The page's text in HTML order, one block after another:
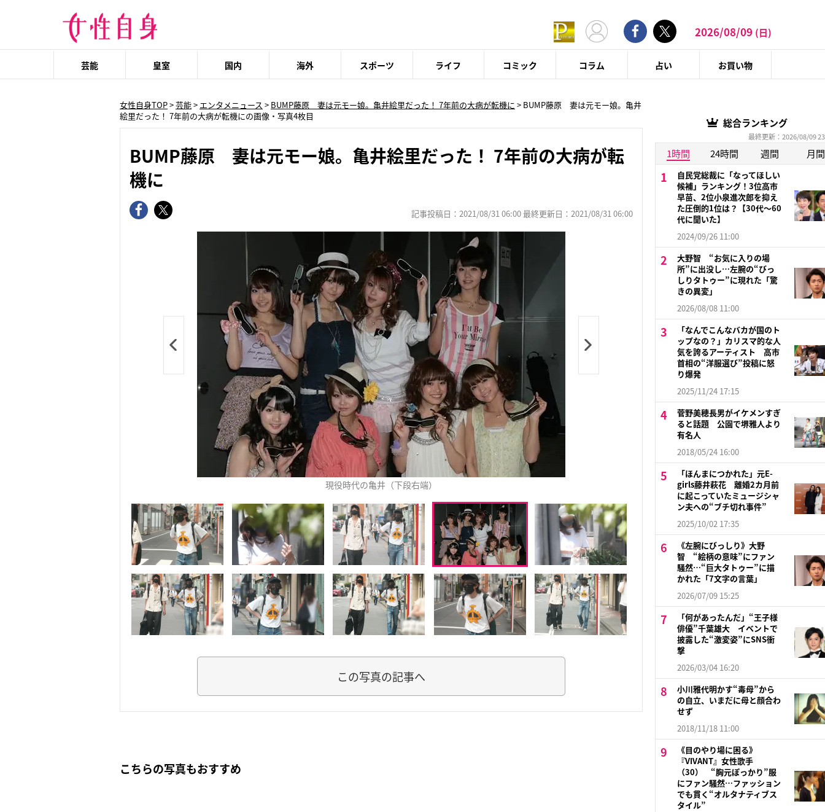
2026/08/09 (日)
芸能 皇室 国内 海外 スポーツ ライフ コミック コラム 占い お買い物
女性自身TOP>芸能> エンタメニュース > BUMP藤原 妻は元モー娘。亀井絵里だった！ 7年前の大病が転機に > BUMP藤原 妻は元モー娘。亀井
絵里だった！ 7年前の大病が転機にの画像・写真4枚目
BUMP藤原 妻は元モー娘。亀井絵里だった！ 7年前の大病が転
機に
記事投稿日：2021/08/31 06:00 最終更新日：2021/08/31 06:00
現役時代の亀井（下段右端）
この写真の記事へ
こちらの写真もおすすめ
総合ランキング
最終更新：2026/08/09
1時間 24時間 週間 月間
自民党総裁に「なってほしい
候補」ランキング！3位高市
早苗、2位小泉進次郎を抑え
た圧倒的1位は？【30代〜60
代に聞いた】
2024/09/26 11:00
大野智 “お気に入りの場
所”に出没し…左腕の“びっ
しりタトゥー”に現れた「驚
きの異変」
2026/08/08 11:00
「なんでこんなバカが国のト
ップなの？」カリスマ的な人
気を誇るアーティスト 高市
首相の“洋服選び”投稿に怒
り爆発
2025/11/24 17:15
菅野美穂長男がイケメンすぎ
ると話題 公園で堺雅人より
有名人
2018/05/24 16:00
「ほんまにつかれた」元E-
girls藤井萩花 離婚2カ月前
に起こっていたミュージシャ
ン夫への“ブチ切れ事件”
2025/10/02 17:35
《左腕にびっしり》大野
智 “絵柄の意味”にファン
騒然…“巨大タトゥー”に描
かれた「7文字の言葉」
2026/07/09 15:25
「何があったんだ」“王子様
俳優”千葉雄大 イベントで
披露した“激変姿”にSNS衝
撃
2026/03/04 16:20
小川雅代明かす“毒母”から
の自立、いまだに母と顔合わ
せず
2018/11/18 11:00
《目のやり場に困る》
『VIVANT』女性歌手
（30） “胸元ぽっかり”服
にファン騒然…ファッション
でも貫く“オルタナティブス
タイル”